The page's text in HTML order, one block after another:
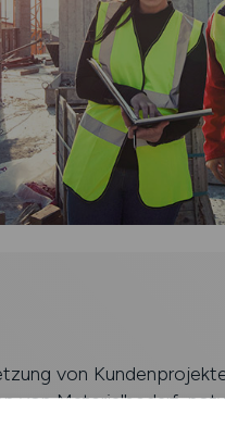
von
von Materialbedarf,